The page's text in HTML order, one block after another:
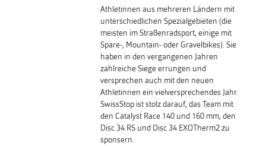
Athletinnen aus mehreren Ländern mit
unterschiedlichen Spezialgebieten (die
meisten im Straßenradsport, einige mit
Spare-, Mountain- oder Gravelbikes). Sie
haben in den vergangenen Jahren
zahlreiche Siege errungen und
versprechen auch mit den neuen
Athletinnen ein vielversprechendes Jahr.
SwissStop ist stolz darauf, das Team mit
den Catalyst Race 140 und 160 mm, den
Disc 34 RS und Disc 34 EXOTherm2 zu
sponsern.